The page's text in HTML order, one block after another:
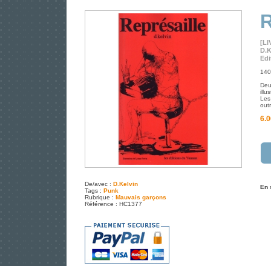
De/avec : D.Kelvin
Tags : Punk
Rubrique : Mauvais garçons
Référence : HC1377
En